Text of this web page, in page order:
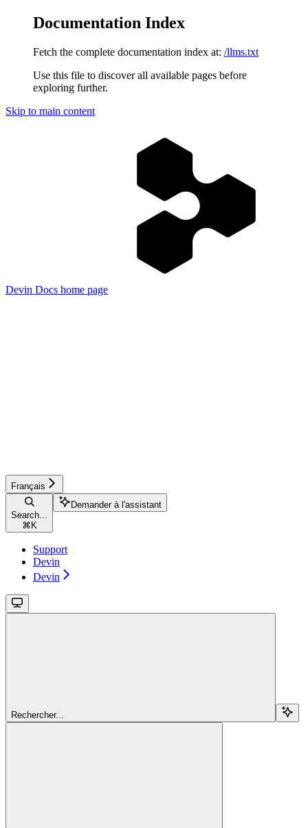
Documentation Index
Fetch the complete documentation index at: /llms.txt
Use this file to discover all available pages before
exploring further.
Skip to main content
Devin Docs home page
Français
Search...
⌘ K
Demander à l'assistant
Support
Devin
Devin
Rechercher...